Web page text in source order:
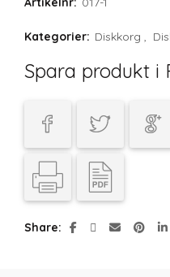
Kategorier: Diskkorg ,
Spara produkt i
Share